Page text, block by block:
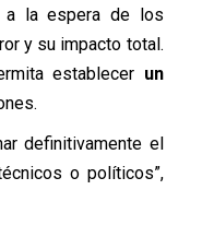
a la espera de los
y su impacto total.
establecer un
definitivamente el
o políticos”,